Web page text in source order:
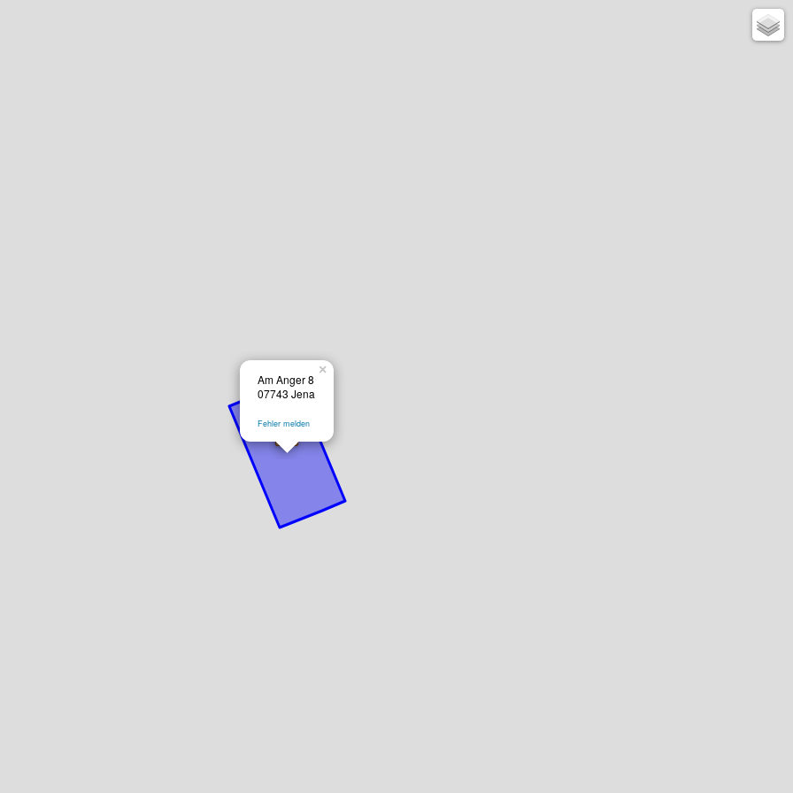
×
Am Anger 8
07743 Jena
Fehler melden